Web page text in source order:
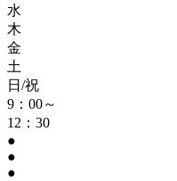
水
木
金
土
日/祝
9：00～
12：30
●
●
●